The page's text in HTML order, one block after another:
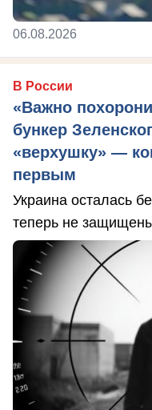
06.08.2026
В России
«Важно
бункер
«верхушку» —
первым
Украина осталась
теперь не